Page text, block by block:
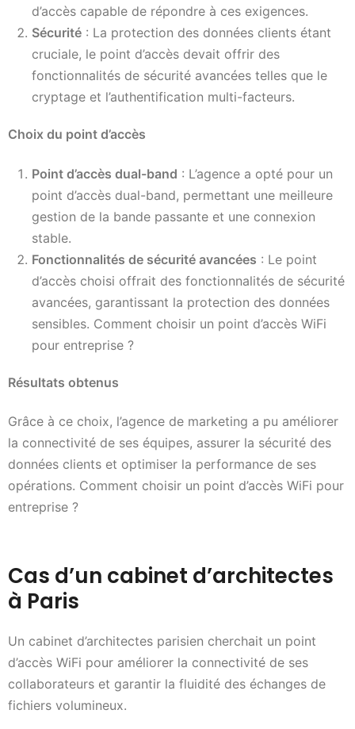
d’accès capable de répondre à ces exigences.
Sécurité : La protection des données clients étant
cruciale, le point d’accès devait offrir des
fonctionnalités de sécurité avancées telles que le
cryptage et l’authentification multi-facteurs.
Choix du point d’accès
Point d’accès dual-band : L’agence a opté pour un
point d’accès dual-band, permettant une meilleure
gestion de la bande passante et une connexion
stable.
Fonctionnalités de sécurité avancées : Le point
d’accès choisi offrait des fonctionnalités de sécurité
avancées, garantissant la protection des données
sensibles. Comment choisir un point d’accès WiFi
pour entreprise ?
Résultats obtenus
Grâce à ce choix, l’agence de marketing a pu améliorer
la connectivité de ses équipes, assurer la sécurité des
données clients et optimiser la performance de ses
opérations. Comment choisir un point d’accès WiFi pour
entreprise ?
Cas d’un cabinet d’architectes
à Paris
Un cabinet d’architectes parisien cherchait un point
d’accès WiFi pour améliorer la connectivité de ses
collaborateurs et garantir la fluidité des échanges de
fichiers volumineux.